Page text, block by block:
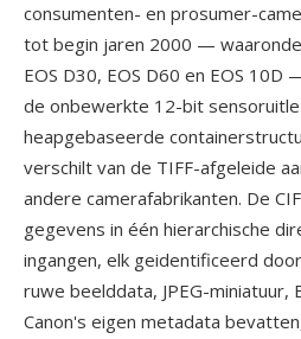
consumenten- en prosumer-
tot begin jaren 2000 —
EOS D30, EOS D60 en EOS 10D
de onbewerkte 12-bit
heapgebaseerde
verschilt van de TIFF-afgeleide
andere camerafabrikanten. De
gegevens in één hierarchische
ingangen, elk geidentificeerd
ruwe beelddata, JPEG-miniatuur,
Canon's eigen metadata